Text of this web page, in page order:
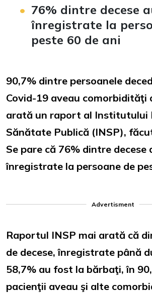
76% dintre decese
înregistrate la
peste 60 de ani
90,7% dintre persoanele
Covid-19 aveau comorbidităţi
arată un raport al Institutului
Sănătate Publică (INSP),
Se pare că 76% dintre decese
înregistrate la persoane de
Advertisment
Raportul INSP mai arată că
de decese, înregistrate până
58,7% au fost la bărbaţi, în
pacienţii aveau şi alte